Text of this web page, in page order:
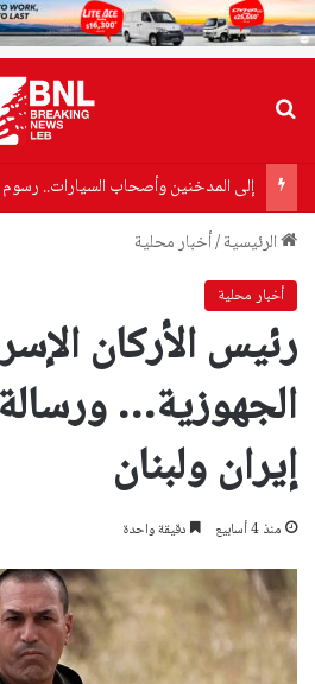
إلى المدخنين وأصحاب السيارات.. رسوم
الرئيسية/أخبار محلية
أخبار محلية
رئيس الأركان
الجهوزية…
إيران ولبنان
منذ 4 أسابيع دقيقة واحدة